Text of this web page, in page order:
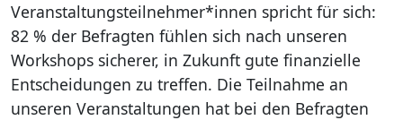
Veranstaltungsteilnehmer*innen spricht für sich:
82 % der Befragten fühlen sich nach unseren
Workshops sicherer, in Zukunft gute finanzielle
Entscheidungen zu treffen. Die Teilnahme an
unseren Veranstaltungen hat bei den Befragten